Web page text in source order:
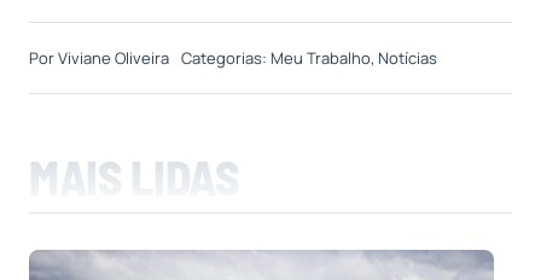
PorViviane Oliveira Categorias: Meu Trabalho, Notícias
MAIS LIDAS